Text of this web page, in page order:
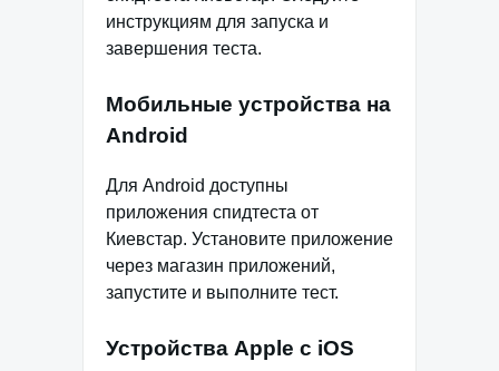
инструкциям для запуска и
завершения теста.
Мобильные устройства на
Android
Для Android доступны
приложения спидтеста от
Киевстар. Установите приложение
через магазин приложений,
запустите и выполните тест.
Устройства Apple с iOS